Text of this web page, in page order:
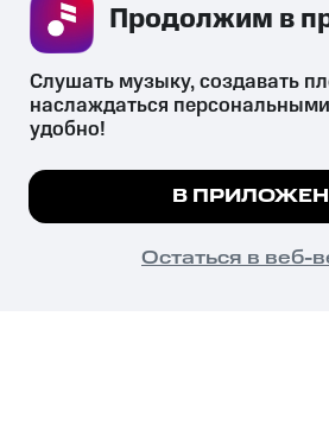
СКАЧАТЬ
психотропных веществ, их аналогов
их незаконный оборот запрещён и
законодательством ответственность.
© 2026 ООО «КИОН».
Все права защищены
Мы используем куки, чтобы на
Подробнее
ПОНЯТНО
Слушать музыку, создавать
наслаждаться
удобно!
В
Остаться в веб-